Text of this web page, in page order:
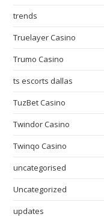
trends
Truelayer Casino
Trumo Casino
ts escorts dallas
TuzBet Casino
Twindor Casino
Twinqo Casino
uncategorised
Uncategorized
updates